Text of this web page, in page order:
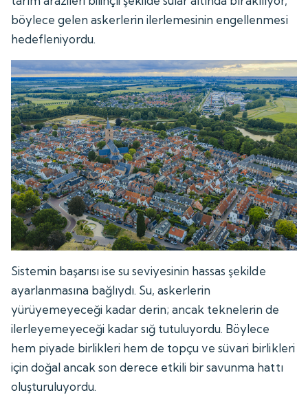
böylece gelen askerlerin ilerlemesinin engellenmesi
hedefleniyordu.
Sistemin başarısı ise su seviyesinin hassas şekilde
ayarlanmasına bağlıydı. Su, askerlerin
yürüyemeyeceği kadar derin; ancak teknelerin de
ilerleyemeyeceği kadar sığ tutuluyordu. Böylece
hem piyade birlikleri hem de topçu ve süvari birlikleri
için doğal ancak son derece etkili bir savunma hattı
oluşturuluyordu.